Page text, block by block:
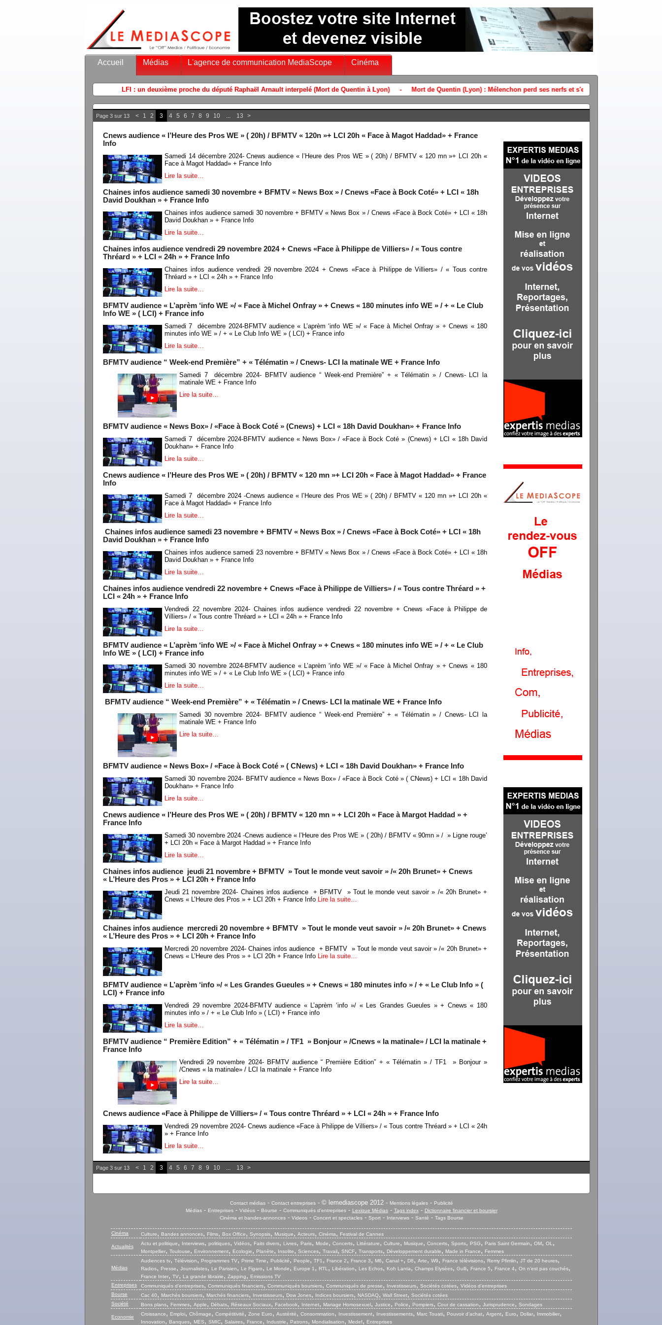
Accueil Médias L'agence de communication MediaScope Cinéma
LFI : un deuxième proche du
Page 3 sur 13 < 1 2 3 4 5 6 7 8 9 10 ... 13 >
Cnews audience « l’Heure des Pros WE » ( 20h) / BFMTV « 120n »+ LCI 20h « Face à Magot Haddad» + France
Info
Samedi 14 décembre 2024- Cnews audience « l’Heure des Pros WE » ( 20h) / BFMTV « 120 mn »+ LCI 20h «
Face à Magot Haddad» + France Info
Lire la suite…
Chaines infos audience samedi 30 novembre + BFMTV « News Box » / Cnews «Face à Bock Coté» + LCI « 18h
David Doukhan » + France Info
Chaines infos audience samedi 30 novembre + BFMTV « News Box » / Cnews «Face à Bock Coté» + LCI « 18h
David Doukhan » + France Info
Lire la suite…
Chaines infos audience vendredi 29 novembre 2024 + Cnews «Face à Philippe de Villiers» / « Tous contre
Thréard » + LCI « 24h » + France Info
Chaines infos audience vendredi 29 novembre 2024 + Cnews «Face à Philippe de Villiers» / « Tous contre
Thréard » + LCI « 24h » + France Info
Lire la suite…
BFMTV audience « L’aprèm ‘info WE »/ « Face à Michel Onfray » + Cnews « 180 minutes info WE » / + « Le Club
Info WE » ( LCI) + France info
Samedi 7 décembre 2024-BFMTV audience « L’aprèm ‘info WE »/ « Face à Michel Onfray » + Cnews « 180
minutes info WE » / + « Le Club Info WE » ( LCI) + France info
Lire la suite…
BFMTV audience “ Week-end Première” + « Télématin » / Cnews- LCI la matinale WE + France Info
Samedi 7 décembre 2024- BFMTV audience “ Week-end Première” + « Télématin » / Cnews- LCI la
matinale WE + France Info
Lire la suite…
BFMTV audience « News Box» / «Face à Bock Coté » (Cnews) + LCI « 18h David Doukhan» + France Info
Samedi 7 décembre 2024-BFMTV audience « News Box» / «Face à Bock Coté » (Cnews) + LCI « 18h David
Doukhan» + France Info
Lire la suite…
Cnews audience « l’Heure des Pros WE » ( 20h) / BFMTV « 120 mn »+ LCI 20h « Face à Magot Haddad» + France
Info
Samedi 7 décembre 2024 -Cnews audience « l’Heure des Pros WE » ( 20h) / BFMTV « 120 mn »+ LCI 20h «
Face à Magot Haddad» + France Info
Lire la suite…
Chaines infos audience samedi 23 novembre + BFMTV « News Box » / Cnews «Face à Bock Coté» + LCI « 18h
David Doukhan » + France Info
Chaines infos audience samedi 23 novembre + BFMTV « News Box » / Cnews «Face à Bock Coté» + LCI « 18h
David Doukhan » + France Info
Lire la suite…
Chaines infos audience vendredi 22 novembre + Cnews «Face à Philippe de Villiers» / « Tous contre Thréard » +
LCI « 24h » + France Info
Vendredi 22 novembre 2024- Chaines infos audience vendredi 22 novembre + Cnews «Face à Philippe de
Villiers» / « Tous contre Thréard » + LCI « 24h » + France Info
Lire la suite…
BFMTV audience « L’aprèm ‘info WE »/ « Face à Michel Onfray » + Cnews « 180 minutes info WE » / + « Le Club
Info WE » ( LCI) + France info
Samedi 30 novembre 2024-BFMTV audience « L’aprèm ‘info WE »/ « Face à Michel Onfray » + Cnews « 180
minutes info WE » / + « Le Club Info WE » ( LCI) + France info
Lire la suite…
BFMTV audience “ Week-end Première” + « Télématin » / Cnews- LCI la matinale WE + France Info
Samedi 30 novembre 2024- BFMTV audience “ Week-end Première” + « Télématin » / Cnews- LCI la
matinale WE + France Info
Lire la suite…
BFMTV audience « News Box» / «Face à Bock Coté » ( CNews) + LCI « 18h David Doukhan» + France Info
Samedi 30 novembre 2024- BFMTV audience « News Box» / «Face à Bock Coté » ( CNews) + LCI « 18h David
Doukhan» + France Info
Lire la suite…
Cnews audience « l’Heure des Pros WE » ( 20h) / BFMTV « 120 mn » + LCI 20h « Face à Margot Haddad » +
France Info
Samedi 30 novembre 2024 -Cnews audience « l’Heure des Pros WE » ( 20h) / BFMTV « 90mn » / » Ligne rouge’
+ LCI 20h « Face à Margot Haddad » + France Info
Lire la suite…
Chaines infos audience jeudi 21 novembre + BFMTV » Tout le monde veut savoir » /« 20h Brunet» + Cnews
« L’Heure des Pros » + LCI 20h + France Info
Jeudi 21 novembre 2024- Chaines infos audience + BFMTV » Tout le monde veut savoir » /« 20h Brunet» +
Cnews « L’Heure des Pros » + LCI 20h + France Info
Lire la suite…
Chaines infos audience mercredi 20 novembre + BFMTV » Tout le monde veut savoir » /« 20h Brunet» + Cnews
« L’Heure des Pros » + LCI 20h + France Info
Mercredi 20 novembre 2024- Chaines infos audience + BFMTV » Tout le monde veut savoir » /« 20h Brunet» +
Cnews « L’Heure des Pros » + LCI 20h + France Info
Lire la suite…
BFMTV audience « L’aprèm ‘info »/ « Les Grandes Gueules » + Cnews « 180 minutes info » / + « Le Club Info » (
LCI) + France info
Vendredi 29 novembre 2024-BFMTV audience « L’aprèm ‘info »/ « Les Grandes Gueules » + Cnews « 180
minutes info » / + « Le Club Info » ( LCI) + France info
Lire la suite…
BFMTV audience “ Première Edition” + « Télématin » / TF1 » Bonjour » /Cnews « la matinale» / LCI la matinale +
France Info
Vendredi 29 novembre 2024- BFMTV audience “ Première Edition” + « Télématin » / TF1 » Bonjour »
/Cnews « la matinale» / LCI la matinale + France Info
Lire la suite…
Cnews audience «Face à Philippe de Villiers» / « Tous contre Thréard » + LCI « 24h » + France Info
Vendredi 29 novembre 2024- Cnews audience «Face à Philippe de Villiers» / « Tous contre Thréard » + LCI « 24h
» + France Info
Lire la suite…
Page 3 sur 13 < 1 2 3 4 5 6 7 8 9 10 13 >
Contact médias- Contact entreprises- © lemediascope 2012 - Mentions légales- Publicité
Médias- Entreprises- Vidéos- Bourse - Communiqués d'entreprises- Lexique Médias- Tags index- Dictionnaire financier et boursier
Cinéma et bandes-annonces- Videos- Concert et spectacles- Sport- Interviews- Santé - Tags Bourse
Cinéma Culture, Bandes annonces, Films, Box Office, Synopsis, Musique, Acteurs, Cinéma, Festival de Cannes
Actualités
Actu et politique, Interviews, politiques, Vidéos, Faits divers, Livres, Paris, Mode, Concerts, Littérature, Culture, Musique, Concerts, Sports, PSG, Paris Saint Germain, OM, OL ,
Montpellier, Toulouse, Environnement, Ecologie, Planète, Insolite, Sciences, Travail, SNCF, Transports, Développement durable, Made in France, Femmes
Médias
Audiences tv, Télévision, Programmes TV, Prime Time, Publicité, People, TF1 , France 2, France 3, M6, Canal +, D8, Arte, W9, France télévisions, Remy Pfimlin, JT de 20 heures,
Radios, Presse, Journalistes, Le Parisien, Le Figaro, Le Monde, Europe 1 , RTL , Libération, Les Echos, Koh Lanta, Champs Elysées, Gulli, France 5, France 4, On n’est pas couchés,
France Inter, TV, La grande librairie, Zapping, Emissions TV
Entreprises
Communiqués d’entreprises, Communiqués financiers, Communiqués boursiers, Communiqués de presse, Investisseurs, Sociétés cotées, Vidéos d’entreprises
Bourse
Cac 40, Marchés boursiers, Marchés financiers, Investisseurs, Dow Jones, Indices boursiers, NASDAQ, Wall Street, Sociétés cotées
Société
Bons plans, Femmes, Apple, Débats, Réseaux Sociaux, Facebook, Internet, Mariage Homosexuel, Justice, Police, Pompiers, Cour de cassation, Jurisprudence, Sondages
Economie
Croissance, Emploi, Chômage, Compétitivité, Zone Euro, Austérité, Consommation, Investissement, Investissements, Marc Touati, Pouvoir d’achat, Argent, Euro, Dollar, Immobilier,
Innovation, Banques, MES, SMIC, Salaires, France, Industrie, Patrons, Mondialisation, Medef, Entreprises